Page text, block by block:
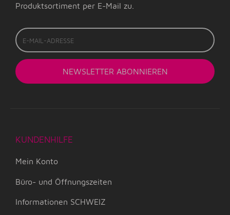
Produktsortiment per E-Mail zu.
E-
Mail-
Adresse
NEWSLETTER ABONNIEREN
KUNDENHILFE
Mein Konto
Büro- und Öffnungszeiten
Informationen SCHWEIZ